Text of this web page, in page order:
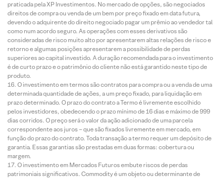
praticada pela XP Investimentos. No mercado de opções, são negociados
direitos de compra ou venda de um bem por preço fixado em data futura,
devendo o adquirente do direito negociado pagar um prêmio ao vendedor tal
como num acordo seguro. As operações com esses derivativos são
consideradas de risco muito alto por apresentarem altas relações de risco e
retorno e algumas posições apresentarem a possibilidade de perdas
superiores ao capital investido. A duração recomendada para o investimento
é de curto prazo e o patrimônio do cliente não está garantido neste tipo de
produto.
O investimento em termos são contratos para compra ou a venda de uma
determinada quantidade de ações, a um preço fixado, para liquidação em
prazo determinado. O prazo do contrato a Termo é livremente escolhido
pelos investidores, obedecendo o prazo mínimo de 16 dias e máximo de 999
dias corridos. O preço será o valor da ação adicionado de uma parcela
correspondente aos juros – que são fixados livremente em mercado, em
função do prazo do contrato. Toda transação a termo requer um depósito de
garantia. Essas garantias são prestadas em duas formas: cobertura ou
margem.
O investimento em Mercados Futuros embute riscos de perdas
patrimoniais significativos. Commodity é um objeto ou determinante de